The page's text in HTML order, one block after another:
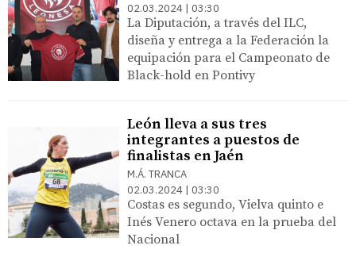
02.03.2024 | 03:30
La Diputación, a través del ILC,
diseña y entrega a la Federación la
equipación para el Campeonato de
Black-hold en Pontivy
León lleva a sus tres
integrantes a puestos de
finalistas en Jaén
M.Á. TRANCA
02.03.2024 | 03:30
Costas es segundo, Vielva quinto e
Inés Venero octava en la prueba del
Nacional